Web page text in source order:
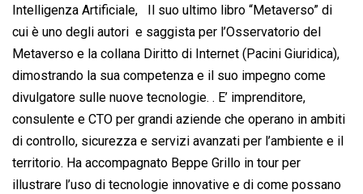
Intelligenza Artificiale, Il suo ultimo libro “Metaverso” di
cui è uno degli autori e saggista per l’Osservatorio del
Metaverso e la collana Diritto di Internet (Pacini Giuridica),
dimostrando la sua competenza e il suo impegno come
divulgatore sulle nuove tecnologie. . E’ imprenditore,
consulente e CTO per grandi aziende che operano in ambiti
di controllo, sicurezza e servizi avanzati per l’ambiente e il
territorio. Ha accompagnato Beppe Grillo in tour per
illustrare l’uso di tecnologie innovative e di come possano